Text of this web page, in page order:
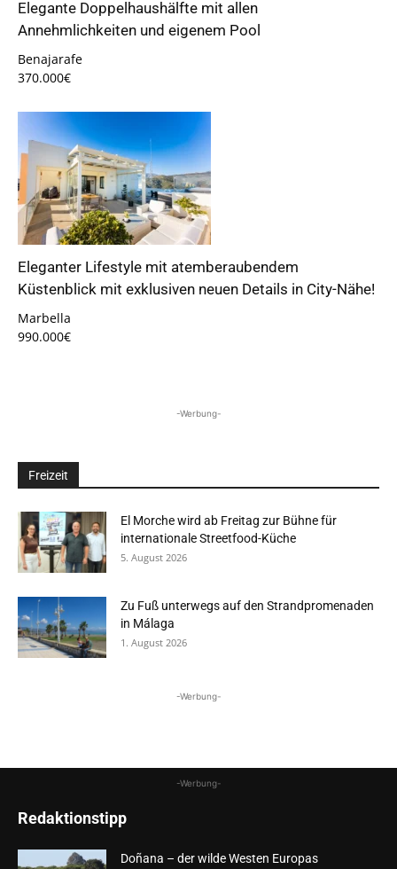
Elegante Doppelhaushälfte mit allen
Annehmlichkeiten und eigenem Pool
Benajarafe
370.000€
Eleganter Lifestyle mit atemberaubendem
Küstenblick mit exklusiven neuen Details in City-Nähe!
Marbella
990.000€
-Werbung-
Freizeit
El Morche wird ab Freitag zur Bühne für
internationale Streetfood-Küche
5. August 2026
Zu Fuß unterwegs auf den Strandpromenaden
in Málaga
1. August 2026
-Werbung-
-Werbung-
Redaktionstipp
Doñana – der wilde Westen Europas